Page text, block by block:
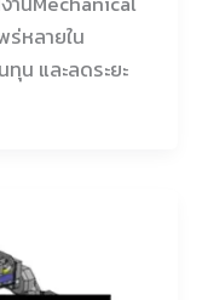
ร่หลายใน
น และลดระยะ